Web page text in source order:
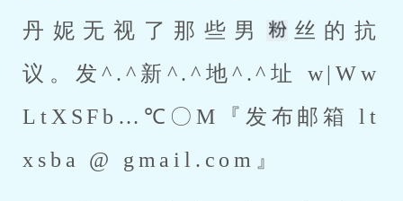
丹妮无视了那些男
丝的抗
议。发^.^新^.^地^.^址 w|Ww
LtXSFb…℃〇M『发布邮箱 lt
xsba @ gmail.com』